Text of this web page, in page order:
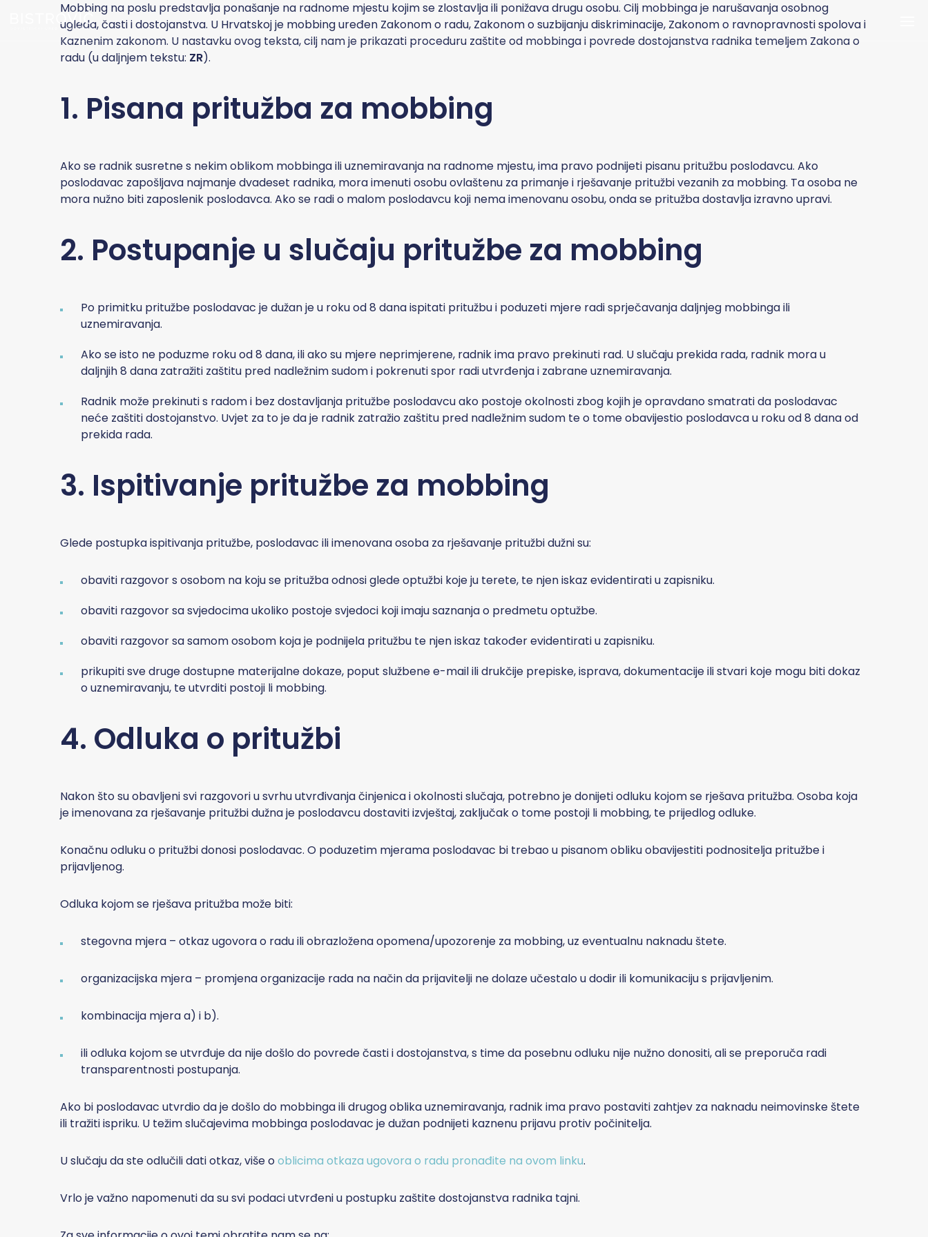
Mobbing na poslu predstavlja ponašanje na radnome mjestu kojim se zlostavlja ili ponižava drugu osobu. Cilj mobbinga je narušavanja osobnog
ugleda, časti i dostojanstva. U Hrvatskoj je mobbing uređen Zakonom o radu, Zakonom o suzbijanju diskriminacije, Zakonom o ravnopravnosti spolova i
Kaznenim zakonom. U nastavku ovog teksta, cilj nam je prikazati proceduru zaštite od mobbinga i povrede dostojanstva radnika temeljem Zakona o
radu (u daljnjem tekstu: ZR).
1. Pisana pritužba za mobbing
Ako se radnik susretne s nekim oblikom mobbinga ili uznemiravanja na radnome mjestu, ima pravo podnijeti pisanu pritužbu poslodavcu. Ako
poslodavac zapošljava najmanje dvadeset radnika, mora imenuti osobu ovlaštenu za primanje i rješavanje pritužbi vezanih za mobbing. Ta osoba ne
mora nužno biti zaposlenik poslodavca. Ako se radi o malom poslodavcu koji nema imenovanu osobu, onda se pritužba dostavlja izravno upravi.
2. Postupanje u slučaju pritužbe za mobbing
Po primitku pritužbe poslodavac je dužan je u roku od 8 dana ispitati pritužbu i poduzeti mjere radi sprječavanja daljnjeg mobbinga ili
uznemiravanja.
Ako se isto ne poduzme roku od 8 dana, ili ako su mjere neprimjerene, radnik ima pravo prekinuti rad. U slučaju prekida rada, radnik mora u
daljnjih 8 dana zatražiti zaštitu pred nadležnim sudom i pokrenuti spor radi utvrđenja i zabrane uznemiravanja.
Radnik može prekinuti s radom i bez dostavljanja pritužbe poslodavcu ako postoje okolnosti zbog kojih je opravdano smatrati da poslodavac
neće zaštiti dostojanstvo. Uvjet za to je da je radnik zatražio zaštitu pred nadležnim sudom te o tome obavijestio poslodavca u roku od 8 dana od
prekida rada.
3. Ispitivanje pritužbe za mobbing
Glede postupka ispitivanja pritužbe, poslodavac ili imenovana osoba za rješavanje pritužbi dužni su:
obaviti razgovor s osobom na koju se pritužba odnosi glede optužbi koje ju terete, te njen iskaz evidentirati u zapisniku.
obaviti razgovor sa svjedocima ukoliko postoje svjedoci koji imaju saznanja o predmetu optužbe.
obaviti razgovor sa samom osobom koja je podnijela pritužbu te njen iskaz također evidentirati u zapisniku.
prikupiti sve druge dostupne materijalne dokaze, poput službene e-mail ili drukčije prepiske, isprava, dokumentacije ili stvari koje mogu biti dokaz
o uznemiravanju, te utvrditi postoji li mobbing.
4. Odluka o pritužbi
Nakon što su obavljeni svi razgovori u svrhu utvrđivanja činjenica i okolnosti slučaja, potrebno je donijeti odluku kojom se rješava pritužba. Osoba koja
je imenovana za rješavanje pritužbi dužna je poslodavcu dostaviti izvještaj, zaključak o tome postoji li mobbing, te prijedlog odluke.
Konačnu odluku o pritužbi donosi poslodavac. O poduzetim mjerama poslodavac bi trebao u pisanom obliku obavijestiti podnositelja pritužbe i
prijavljenog.
Odluka kojom se rješava pritužba može biti:
stegovna mjera – otkaz ugovora o radu ili obrazložena opomena/upozorenje za mobbing, uz eventualnu naknadu štete.
organizacijska mjera – promjena organizacije rada na način da prijavitelji ne dolaze učestalo u dodir ili komunikaciju s prijavljenim.
kombinacija mjera a) i b).
ili odluka kojom se utvrđuje da nije došlo do povrede časti i dostojanstva, s time da posebnu odluku nije nužno donositi, ali se preporuča radi
transparentnosti postupanja.
Ako bi poslodavac utvrdio da je došlo do mobbinga ili drugog oblika uznemiravanja, radnik ima pravo postaviti zahtjev za naknadu neimovinske štete
ili tražiti ispriku. U težim slučajevima mobbinga poslodavac je dužan podnijeti kaznenu prijavu protiv počinitelja.
U slučaju da ste odlučili dati otkaz, više ooblicima otkaza ugovora o radu pronađite na ovom linku.
Vrlo je važno napomenuti da su svi podaci utvrđeni u postupku zaštite dostojanstva radnika tajni.